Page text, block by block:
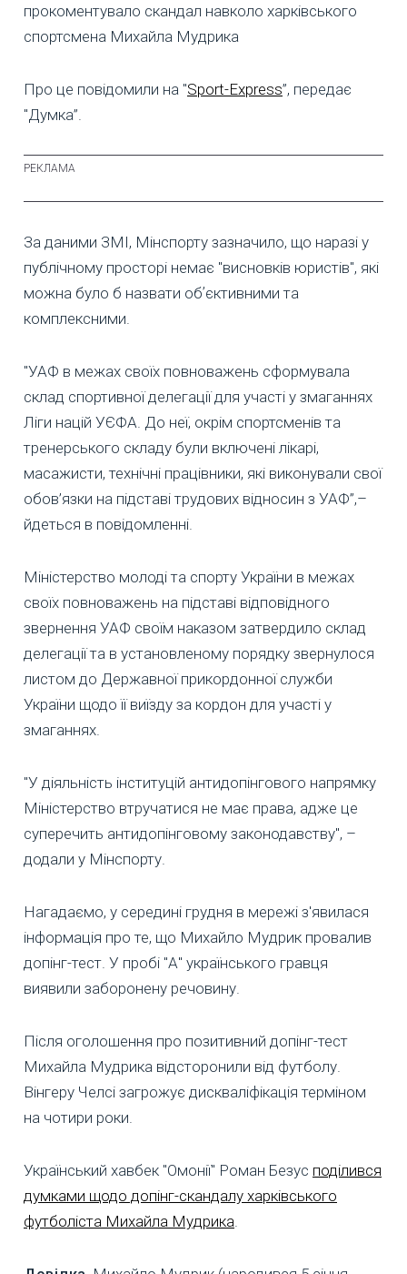
прокоментувало скандал навколо харківського
спортсмена Михайла Мудрика
Про це повідомили на "Sport-Express”, передає
"Думка”.
За даними ЗМІ, Мінспорту зазначило, що наразі у
публічному просторі немає "висновків юристів", які
можна було б назвати обʼєктивними та
комплексними.
"УАФ в межах своїх повноважень сформувала
склад спортивної делегації для участі у змаганнях
Ліги націй УЄФА. До неї, окрім спортсменів та
тренерського складу були включені лікарі,
масажисти, технічні працівники, які виконували свої
обов’язки на підставі трудових відносин з УАФ”,–
йдеться в повідомленні.
Міністерство молоді та спорту України в межах
своїх повноважень на підставі відповідного
звернення УАФ своїм наказом затвердило склад
делегації та в установленому порядку звернулося
листом до Державної прикордонної служби
України щодо її виїзду за кордон для участі у
змаганнях.
"У діяльність інституцій антидопінгового напрямку
Міністерство втручатися не має права, адже це
суперечить антидопінговому законодавству", –
додали у Мінспорту.
Нагадаємо, у середині грудня в мережі з'явилася
інформація про те, що Михайло Мудрик провалив
допінг-тест. У пробі "А" українського гравця
виявили заборонену речовину.
Після оголошення про позитивний допінг-тест
Михайла Мудрика відсторонили від футболу.
Вінгеру Челсі загрожує дискваліфікація терміном
на чотири роки.
Український хавбек "Омонії" Роман Безус поділився
думками щодо допінг-скандалу харківського
футболіста Михайла Мудрика